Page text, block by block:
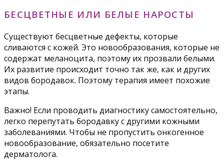
БЕСЦВЕТНЫЕ ИЛИ БЕЛЫЕ НАРОСТЫ
Существуют бесцветные дефекты, которые
сливаются с кожей. Это новообразования, которые не
содержат меланоцита, поэтому их прозвали белыми.
Их развитие происходит точно так же, как и других
видов бородавок. Поэтому терапия имеет похожие
этапы.
Важно! Если проводить диагностику самостоятельно,
легко перепутать бородавку с другими кожными
заболеваниями. Чтобы не пропустить онкогенное
новообразование, обязательно посетите
дерматолога.